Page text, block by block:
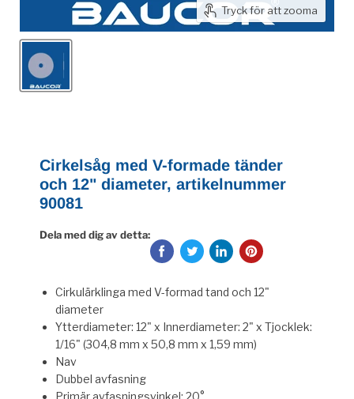
Tryck för att zooma
Cirkelsåg med V-formade tänder
och 12" diameter, artikelnummer
90081
Dela med dig av detta:
Cirkulärklinga med V-formad tand och 12"
diameter
Ytterdiameter: 12" x Innerdiameter: 2" x Tjocklek:
1/16" (304,8 mm x 50,8 mm x 1,59 mm)
Nav
Dubbel avfasning
Primär avfasningsvinkel: 20°